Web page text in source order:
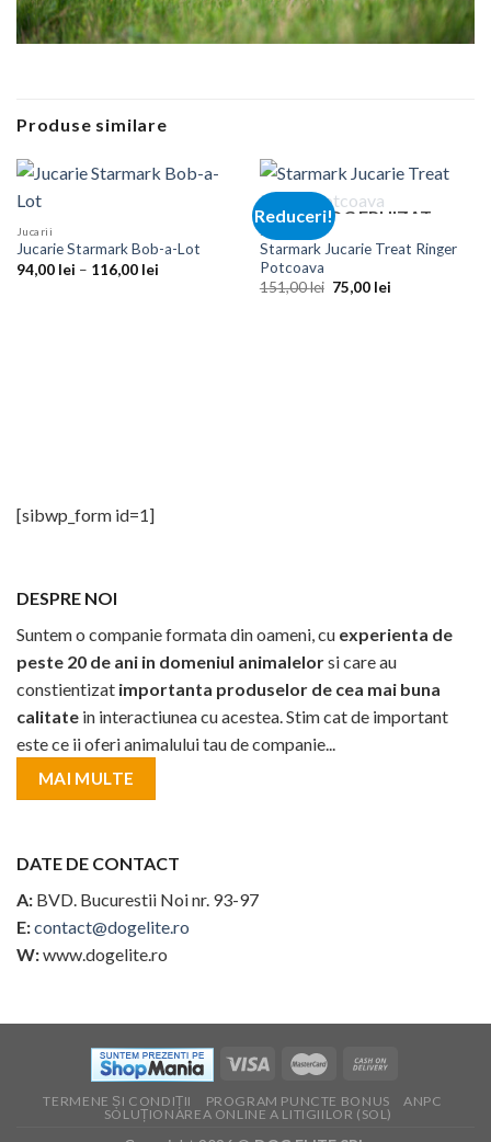
Produse similare
Jucarii
Jucarie Starmark Bob-a-Lot
94,00 lei – 116,00 leiInterval
Reduceri!STOC EPUIZAT
Jucarii
Starmark Jucarie Treat Ringer
Potcoava
151,00lei Prețul
inițial
75,00 leiPrețul
[sibwp_form id=1]
DESPRE NOI
Suntem o companie formata din oameni, cu experienta de
peste 20 de ani in domeniul animalelorsi care au
constientizat importanta produselor de cea mai buna
calitate in interactiunea cu acestea. Stim cat de important
este ce ii oferi animalului tau de companie...
MAI MULTE
DATE DE CONTACT
A: BVD. Bucurestii Noi nr. 93-97
E:contact@dogelite.ro
W:www.dogelite.ro
TERMENE ȘI CONDIȚII PROGRAM PUNCTE BONUS
ANPC
SOLUȚIONAREA ONLINE A LITIGIILOR (SOL)